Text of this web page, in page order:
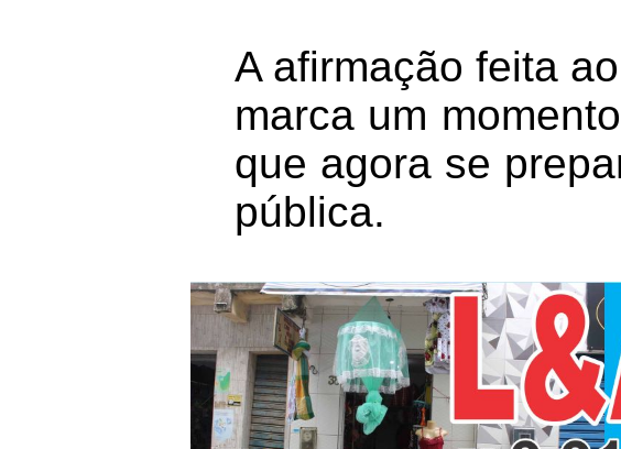
A afirmação feita
marca um
que agora se
pública.